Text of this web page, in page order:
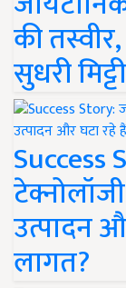
की
सुधरी
Success
उत्पादन
लागत?